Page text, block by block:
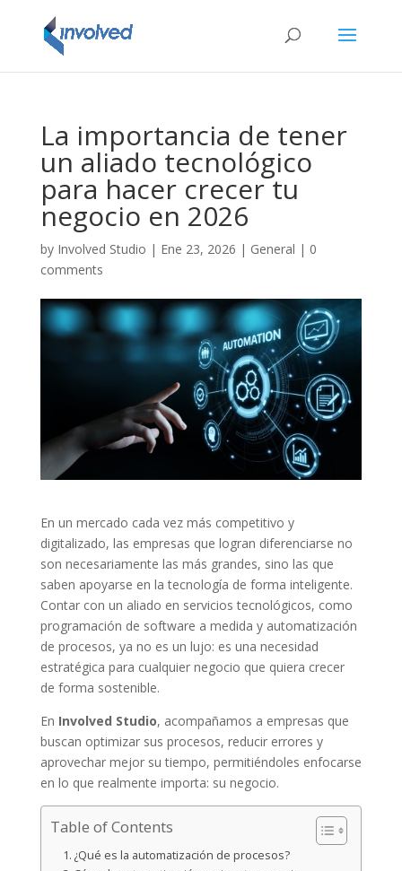
La importancia de tener
un aliado tecnológico
para hacer crecer tu
negocio en 2026
by Involved Studio | Ene 23, 2026 | General | 0
comments
En un mercado cada vez más competitivo y
digitalizado, las empresas que logran diferenciarse no
son necesariamente las más grandes, sino las que
saben apoyarse en la tecnología de forma inteligente.
Contar con un aliado en servicios tecnológicos, como
programación de software a medida y automatización
de procesos, ya no es un lujo: es una necesidad
estratégica para cualquier negocio que quiera crecer
de forma sostenible.
En Involved Studio, acompañamos a empresas que
buscan optimizar sus procesos, reducir errores y
aprovechar mejor su tiempo, permitiéndoles enfocarse
en lo que realmente importa: su negocio.
Table of Contents
¿Qué es la automatización de procesos?